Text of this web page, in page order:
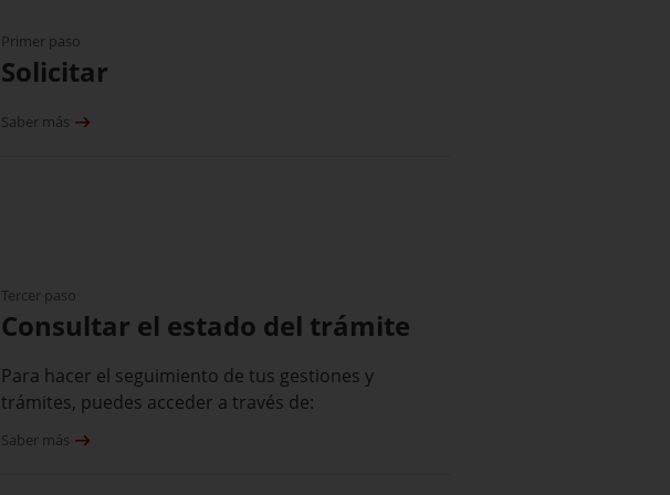
Primer paso
Solicitar
Saber más
Tercer paso
Consultar el estado del trámite
Para hacer el seguimiento de tus gestiones y
trámites, puedes acceder a través de:
Saber más